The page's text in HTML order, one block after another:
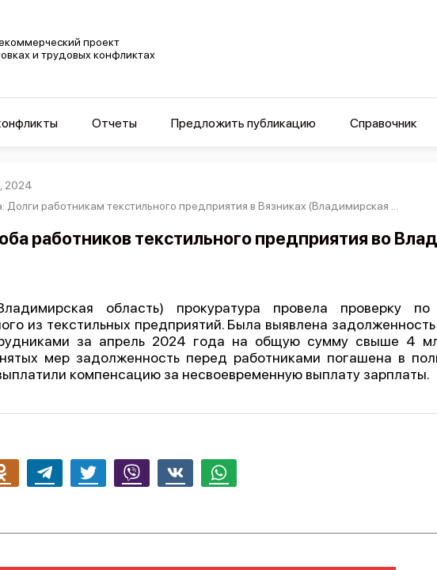
проект
и трудовых конфликтах
Отчеты Предложить публикацию Справочник
2024
работникам текстильного предприятия в Вязниках (Владимирская ...
работников текстильного предприятия во
область) прокуратура провела проверку
из текстильных предприятий. Была выявлена
за апрель 2024 года на общую сумму свыше 4
мер задолженность перед работниками погашена в
компенсацию за несвоевременную выплату зарплаты.
Telegram Twitter Viber Whatsapp